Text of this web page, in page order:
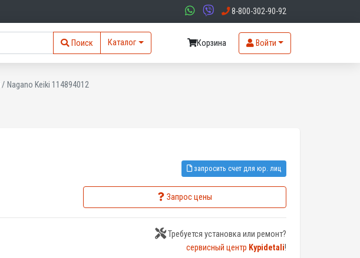
8-800-302-90-92
Поиск Каталог Корзина Войти
Nagano Keiki 114894012
запросить счет для юр. лиц
Запрос цены
Требуется установка или ремонт?
сервисный центр Kypidetali!